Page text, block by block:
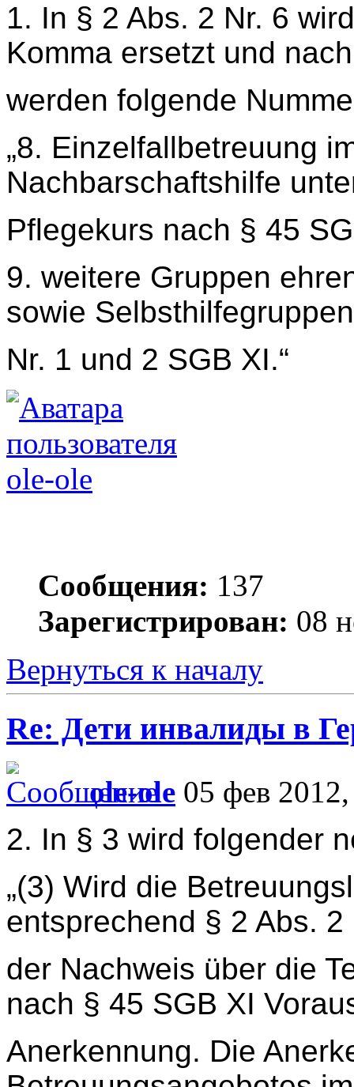
1. In § 2 Abs. 2 Nr. 6
Komma ersetzt und
werden folgende
„8. Einzelfallbetreuung
Nachbarschaftshilfe
Pflegekurs nach § 45
9. weitere Gruppen
sowie
Nr. 1 und 2 SGB XI.“
ole-ole
Сообщения: 137
Зарегистрирован: 08
Вернуться к началу
Re: Дети инвалиды в
ole-ole 05 фев
2. In § 3 wird folgender
„(3) Wird die
entsprechend § 2 Abs.
der Nachweis über die
nach § 45 SGB XI
Anerkennung. Die